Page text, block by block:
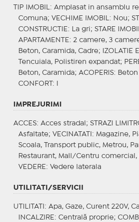
TIP IMOBIL : Amplasat in ansamblu
Comuna; VECHIME IMOBIL : Nou;
CONSTRUCTIE : La gri; STARE IMOBIL
APARTAMENTE : 2 camere, 3
Beton, Caramida, Cadre;
IZOLATIE
Tencuiala, Polistiren expandat;
Beton, Caramida; ACOPERIS:
CONFORT : I
IMPREJURIMI
ACCES: Acces stradal; STRAZI
Asfaltate; VECINATATI : Magazine,
Scoala, Transport public, Metrou,
Restaurant, Mall/Centru comercial,
VEDERE : Vedere laterala
UTILITATI/SERVICII
UTILITATI : Apa, Gaze, Curent 220V,
INCALZIRE : Centrală proprie;